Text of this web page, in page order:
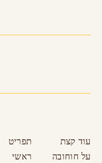
עוד קצת
על חוחובה
תפריט
ראשי